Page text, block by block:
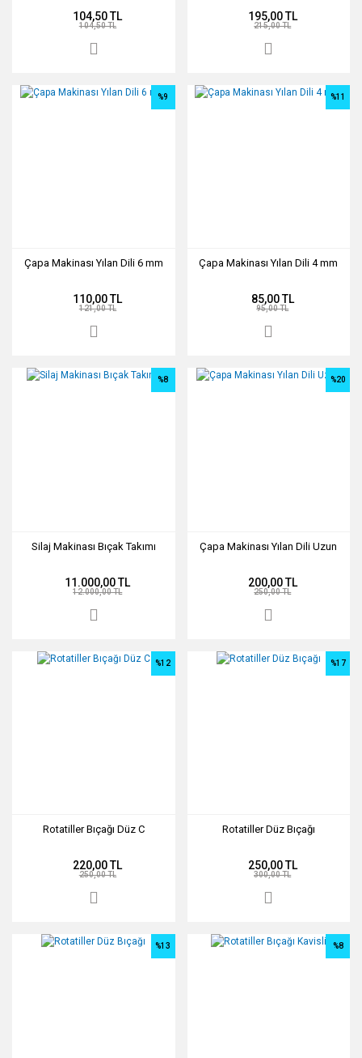
104,50 TL
104,50 TL
195,00 TL
215,00 TL
Çapa Makinası Yılan Dili 6 mm
%9
110,00 TL
121,00 TL
Çapa Makinası Yılan Dili 4 mm
%11
85,00 TL
95,00 TL
Silaj Makinası Bıçak Takımı
%8
11.000,00 TL
12.000,00 TL
Çapa Makinası Yılan Dili Uzun
%20
200,00 TL
250,00 TL
Rotatiller Bıçağı Düz C
%12
220,00 TL
250,00 TL
Rotatiller Düz Bıçağı
%17
250,00 TL
300,00 TL
%13 %8